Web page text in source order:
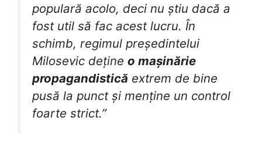
populară acolo, deci nu știu dacă a
fost util să fac acest lucru. În
schimb, regimul președintelui
Milosevic deține o mașinărie
propagandistică extrem de bine
pusă la punct și menține un control
foarte strict.”